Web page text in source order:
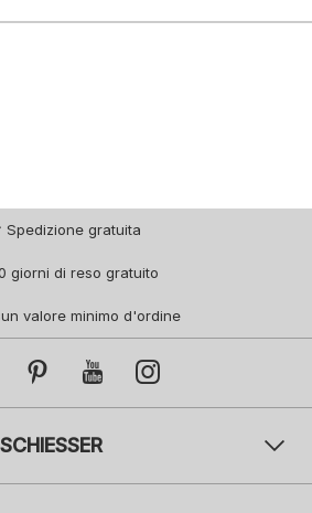
Spedizione gratuita
giorni di reso gratuito
valore minimo d'ordine